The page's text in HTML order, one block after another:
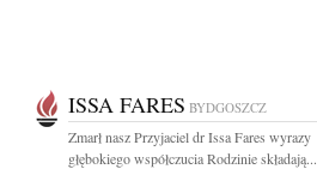
ISSA FARES BYDGOSZCZ
Zmarł nasz Przyjaciel dr Issa Fares wyrazy
głębokiego współczucia Rodzinie składają...